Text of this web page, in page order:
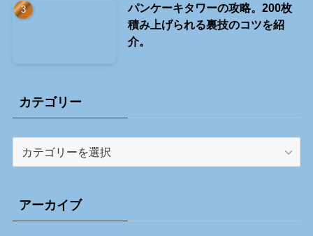
パンケーキタワーの攻略。200枚
積み上げられる裏技のコツを紹
介。
カテゴリー
リ
ー
アーカイブ